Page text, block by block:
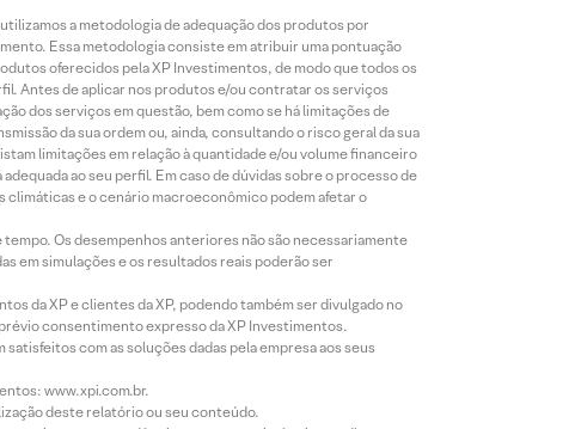
a metodologia de adequação dos produtos por
Essa metodologia consiste em atribuir uma pontuação
oferecidos pela XP Investimentos, de modo que todos os
Antes de aplicar nos produtos e/ou contratar os serviços
dos serviços em questão, bem como se há limitações de
da sua ordem ou, ainda, consultando o risco geral da sua
limitações em relação à quantidade e/ou volume financeiro
ao seu perfil. Em caso de dúvidas sobre o processo de
climáticas e o cenário macroeconômico podem afetar o
Os desempenhos anteriores não são necessariamente
em simulações e os resultados reais poderão ser
da XP e clientes da XP, podendo também ser divulgado no
consentimento expresso da XP Investimentos.
com as soluções dadas pela empresa aos seus
www.xpi.com.br.
deste relatório ou seu conteúdo.